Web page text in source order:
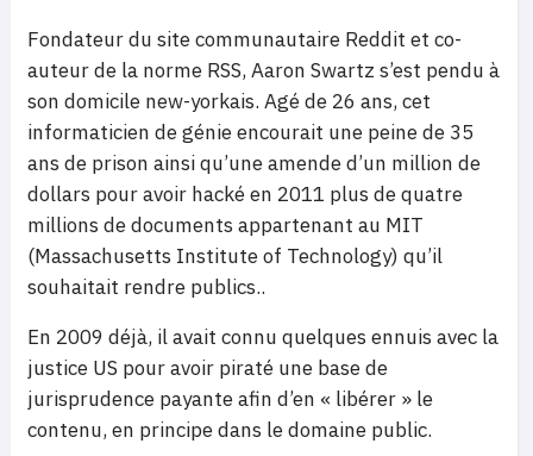
Fondateur du site communautaire Reddit et co-
auteur de la norme RSS, Aaron Swartz s’est pendu à
son domicile new-yorkais. Agé de 26 ans, cet
informaticien de génie encourait une peine de 35
ans de prison ainsi qu’une amende d’un million de
dollars pour avoir hacké en 2011 plus de quatre
millions de documents appartenant au MIT
(Massachusetts Institute of Technology) qu’il
souhaitait rendre publics..
En 2009 déjà, il avait connu quelques ennuis avec la
justice US pour avoir piraté une base de
jurisprudence payante afin d’en « libérer » le
contenu, en principe dans le domaine public.